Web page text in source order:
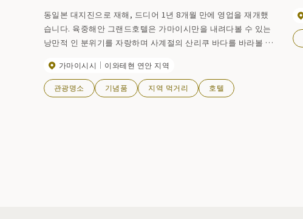
동일본 대지진으로 재해, 드디어 1년 8개월 만에 영업을 재개했
습니다. 육중해안 그랜드호텔은 가마이시만을 내려다볼 수 있는
낭만적 인 분위기를 자랑하며 사계절의 산리쿠 바다를 바라볼 수
가마이시시 이와테현 연안 지역
관광명소 기념품 지역 먹거리 호텔